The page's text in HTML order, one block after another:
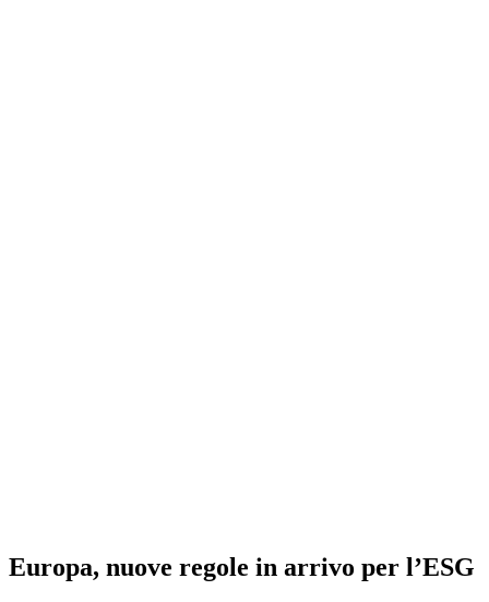
Europa, nuove regole in arrivo per l’ESG